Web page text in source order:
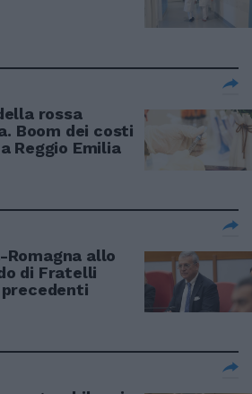
rossa
Boom dei costi
Reggio Emilia
Romagna allo
di Fratelli